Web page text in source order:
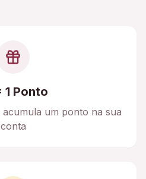
1 Ponto
um ponto na sua
conta